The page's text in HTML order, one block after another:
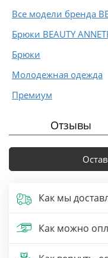
Все модели бренда
Брюки BEAUTY
Брюки
Молодежная одежда
Премиум
Отзывы
Как мы
Как можно